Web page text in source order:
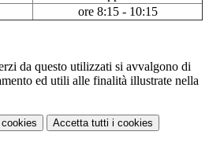
ore 8:15 - 10:15
da questo utilizzati si avvalgono di
ed utili alle finalità illustrate nella
Accetta tutti i cookies